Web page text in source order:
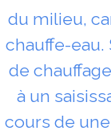
du milieu,
chauffe-eau.
de
à un
cours de